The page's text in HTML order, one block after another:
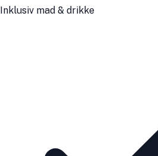
Inklusiv mad & drikke